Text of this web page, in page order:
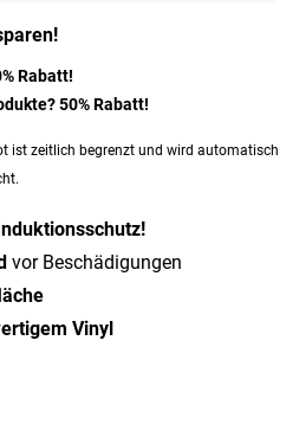
Rabatt!
50% Rabatt!
ist zeitlich begrenzt und wird automatisch
vor Beschädigungen
Vinyl